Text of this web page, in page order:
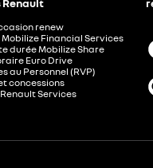
renew
Financial Services
durée Mobilize Share
Euro Drive
au Personnel (RVP)
concessions
Services